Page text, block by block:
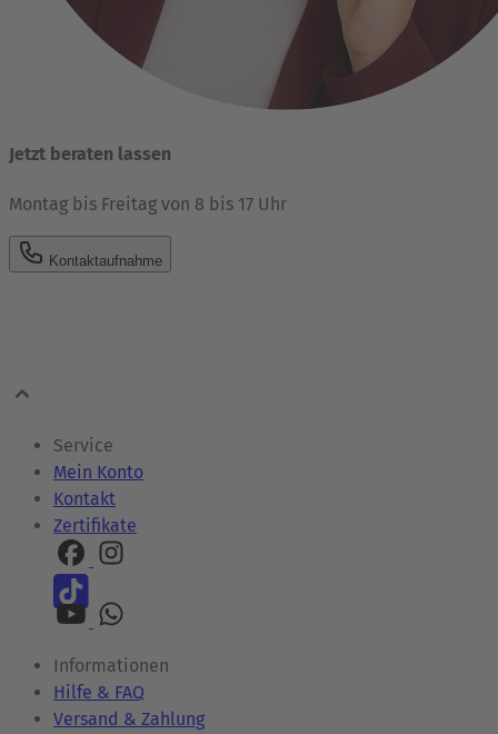
Jetzt beraten lassen
Montag bis Freitag von 8 bis 17 Uhr
Kontaktaufnahme
Service
Mein Konto
Kontakt
Zertifikate
Informationen
Hilfe & FAQ
Versand & Zahlung